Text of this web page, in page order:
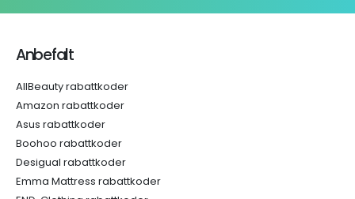
Anbefalt
AllBeauty rabattkoder
Amazon rabattkoder
Asus rabattkoder
Boohoo rabattkoder
Desigual rabattkoder
Emma Mattress rabattkoder